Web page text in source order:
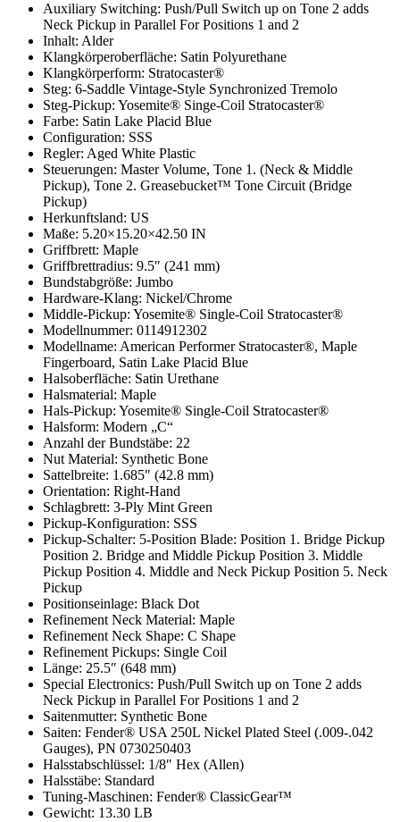
Auxiliary Switching: Push/Pull Switch up on Tone 2 adds
Neck Pickup in Parallel For Positions 1 and 2
Inhalt: Alder
Klangkörperoberfläche: Satin Polyurethane
Klangkörperform: Stratocaster®
Steg: 6-Saddle Vintage-Style Synchronized Tremolo
Steg-Pickup: Yosemite® Singe-Coil Stratocaster®
Farbe: Satin Lake Placid Blue
Configuration: SSS
Regler: Aged White Plastic
Steuerungen: Master Volume, Tone 1. (Neck & Middle
Pickup), Tone 2. Greasebucket™ Tone Circuit (Bridge
Pickup)
Herkunftsland: US
Maße: 5.20×15.20×42.50 IN
Griffbrett: Maple
Griffbrettradius: 9.5″ (241 mm)
Bundstabgröße: Jumbo
Hardware-Klang: Nickel/Chrome
Middle-Pickup: Yosemite® Single-Coil Stratocaster®
Modellnummer: 0114912302
Modellname: American Performer Stratocaster®, Maple
Fingerboard, Satin Lake Placid Blue
Halsoberfläche: Satin Urethane
Halsmaterial: Maple
Hals-Pickup: Yosemite® Single-Coil Stratocaster®
Halsform: Modern „C“
Anzahl der Bundstäbe: 22
Nut Material: Synthetic Bone
Sattelbreite: 1.685″ (42.8 mm)
Orientation: Right-Hand
Schlagbrett: 3-Ply Mint Green
Pickup-Konfiguration: SSS
Pickup-Schalter: 5-Position Blade: Position 1. Bridge Pickup
Position 2. Bridge and Middle Pickup Position 3. Middle
Pickup Position 4. Middle and Neck Pickup Position 5. Neck
Pickup
Positionseinlage: Black Dot
Refinement Neck Material: Maple
Refinement Neck Shape: C Shape
Refinement Pickups: Single Coil
Länge: 25.5″ (648 mm)
Special Electronics: Push/Pull Switch up on Tone 2 adds
Neck Pickup in Parallel For Positions 1 and 2
Saitenmutter: Synthetic Bone
Saiten: Fender® USA 250L Nickel Plated Steel (.009-.042
Gauges), PN 0730250403
Halsstabschlüssel: 1/8″ Hex (Allen)
Halsstäbe: Standard
Tuning-Maschinen: Fender® ClassicGear™
Gewicht: 13.30 LB